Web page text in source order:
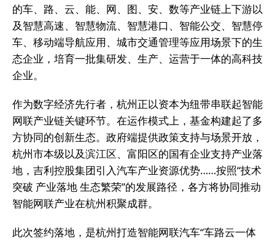
的车、路、云、能、网、图、安、数等产业链上下游以
及智慧高速、智慧物流、智慧港口、智能公交、智慧停
车、移动端导航应用、城市交通管理等应用场景下的生
态企业，培育一批集研发、生产、运营于一体的高科技
企业。
作为数字经济先行者，杭州正以资本为纽带串联起智能
网联产业链关键环节。在运作模式上，基金构建起了多
方协同的创新生态。政府端提供政策支持与场景开放，
杭州市本级以及滨江区、富阳区的国有企业支持产业落
地，吉利控股集团引入汽车产业资源优势……按照“技术
突破 产业落地 生态繁荣”的发展路径，各方将协同推动
智能网联产业在杭州积聚成群。
此次签约落地，是杭州打造智能网联汽车“车路云一体